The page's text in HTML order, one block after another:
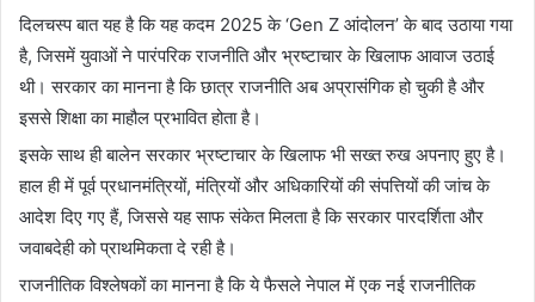
दिलचस्प बात यह है कि यह कदम 2025 के ‘Gen Z आंदोलन’ के बाद उठाया गया
है, जिसमें युवाओं ने पारंपरिक राजनीति और भ्रष्टाचार के खिलाफ आवाज उठाई
थी। सरकार का मानना है कि छात्र राजनीति अब अप्रासंगिक हो चुकी है और
इससे शिक्षा का माहौल प्रभावित होता है।
इसके साथ ही बालेन सरकार भ्रष्टाचार के खिलाफ भी सख्त रुख अपनाए हुए है।
हाल ही में पूर्व प्रधानमंत्रियों, मंत्रियों और अधिकारियों की संपत्तियों की जांच के
आदेश दिए गए हैं, जिससे यह साफ संकेत मिलता है कि सरकार पारदर्शिता और
जवाबदेही को प्राथमिकता दे रही है।
राजनीतिक विश्लेषकों का मानना है कि ये फैसले नेपाल में एक नई राजनीतिक